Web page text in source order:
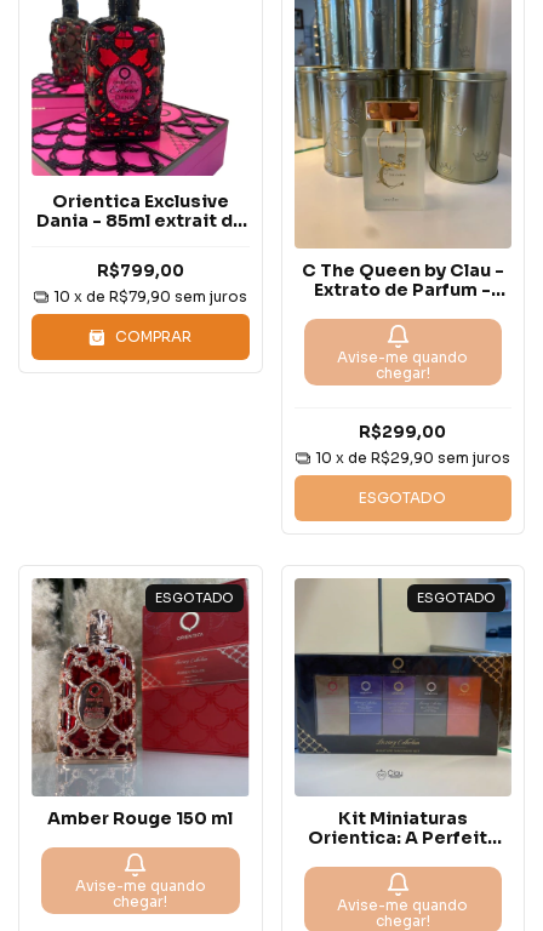
Orientica Exclusive
Dania - 85ml extrait de
R$799,00
10 x de R$79,90 sem juros
COMPRAR
C The Queen by Clau -
Extrato de Parfum -
Avise-me quando
chegar!
R$299,00
10 x de R$29,90 sem juros
ESGOTADO
ESGOTADO
Amber Rouge 150 ml
Avise-me quando
chegar!
ESGOTADO
Kit Miniaturas
Orientica: A Perfeita
das Fragrâncias
Orientais
Avise-me quando
chegar!